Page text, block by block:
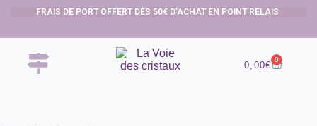
FRAIS DE PORT OFFERT DÈS 50€ D’ACHAT EN POINT RELAIS
0,00€ 0